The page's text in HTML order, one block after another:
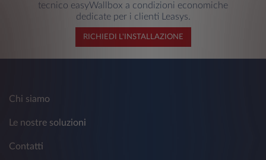
tecnico easyWallbox a condizioni economiche
dedicate per i clienti Leasys.
RICHIEDI L'INSTALLAZIONE
Chi siamo
Le nostre soluzioni
Contatti